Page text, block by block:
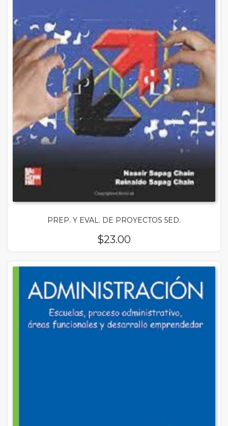
PREP. Y EVAL. DE PROYECTOS 5ED.
$23.00